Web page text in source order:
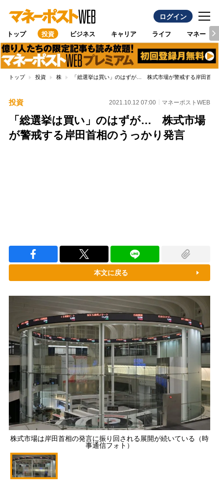
ログイン
トップ 投資 ビジネス キャリア ライフ マネー
トップ 投資 株 「総選挙は買い」のはずが… 株式市場が警戒する岸田首相
投資 2021.10.12 07:00 マネーポストWEB
「総選挙は買い」のはずが… 株式市場
が警戒する岸田首相のうっかり発言
本文に戻る
株式市場は岸田首相の発言に振り回される展開が続いている（時
事通信フォト）